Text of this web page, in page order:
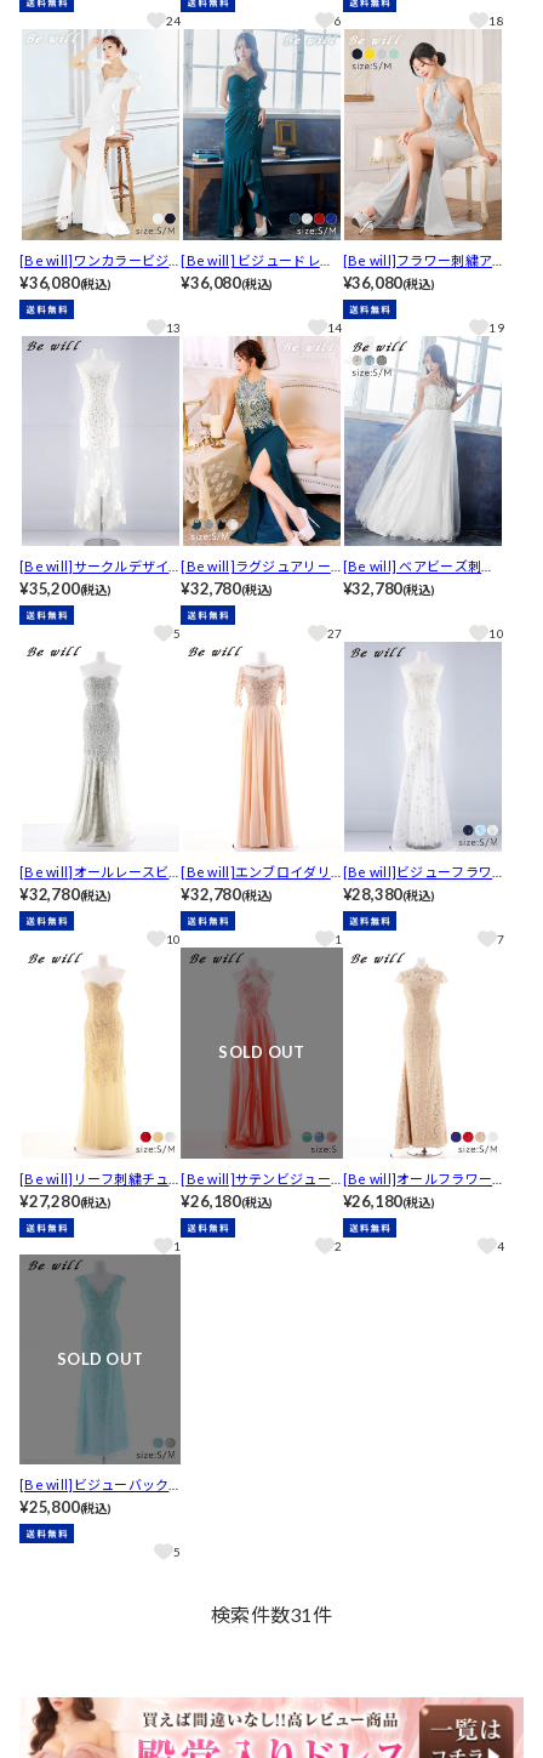
レス[A-0121]
240116]
6[A-0126]
18
[Be will]ワンカラービジ
ュー刺繍ボリュームフリ
ル袖タイトロングキャバ
ドレス
¥36,080(税込)
13
[Be will] ビジュードレー
ププリーツスリットキャ
¥36,080(税込)
14
[Be will]フラワー刺繍ア
メスリビジューシアース
リットタイトロングキャ
バドレス[A-0206]
¥36,080(税込)
19
[Be will]サークルデザイ
ンレースアップチュール
ショートインロングキャ
バドレス[D4978]
¥35,200(税込)
5
[Be will]ラグジュアリー
ビジュー刺繍スリットマ
ーメイドロングキャバド
レス[H-4407]
¥32,780(税込)
27
[Be will] ベアビーズ刺繍
スピンドルプリンセス ロ
¥32,780(税込)
10
[Be will]オールレースビ
ジューベアトップマーメ
イドロングキャバドレス
[D4827]
¥32,780(税込)
10
[Be will]エンブロイダリ
ービジューシフォンAライ
ンロングキャバドレス[D4
933]
¥32,780(税込)
1
[Be will]ビジューフラワ
ー刺繍シアーマーメイド
ロングキャバドレス[D516
2]
¥28,380(税込)
7
[Be will]リーフ刺繍チュ
ールベアトップタイトロ
ングキャバドレス[D5176]
¥27,280(税込)
1
SOLD OUT
[Be will]サテンビジュー
ホルターネックAラインロ
ングキャバドレス[D5173]
¥26,180(税込)
2
[Be will]オールフラワー
レースアオザイ風タイト
ロングキャバドレス[D518
0]
¥26,180(税込)
4
SOLD OUT
[Be will]ビジューバック
カットレースアップノー
スリーブマーメイドロン
グドレス[D5102]
¥25,800(税込)
5
検索件数31件